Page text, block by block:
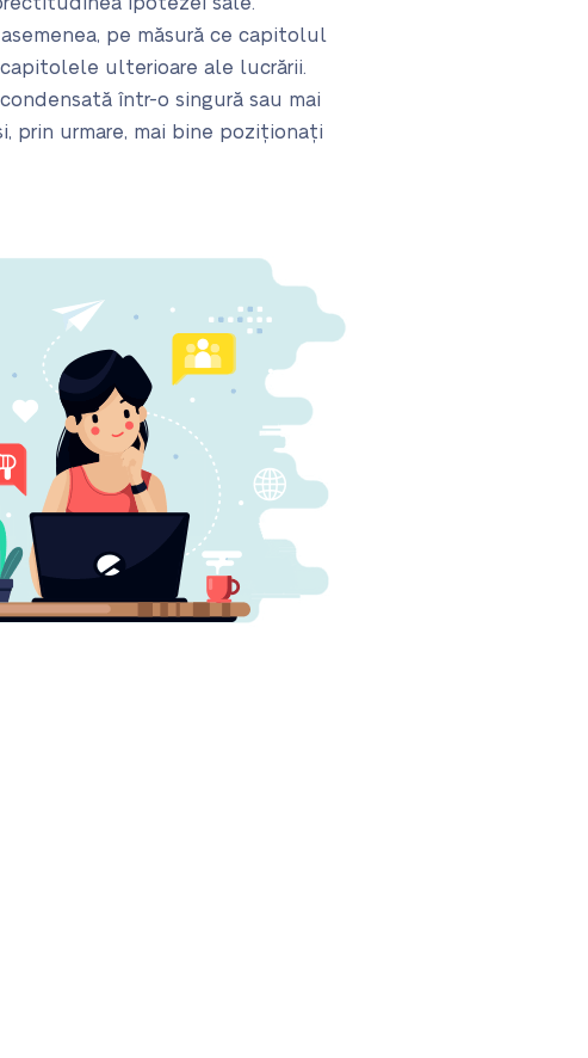
pe măsură ce capitolul
ulterioare ale lucrării.
într-o singură sau mai
prin urmare, mai bine poziționați